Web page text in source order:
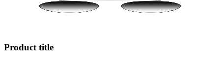
Product title